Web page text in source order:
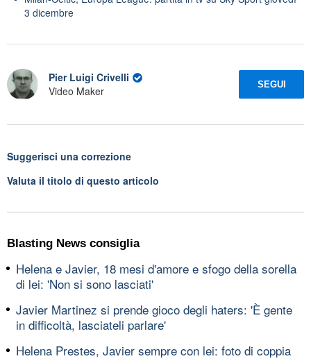
3 dicembre
Pier Luigi Crivelli
Video Maker
SEGUI
Suggerisci una correzione
Valuta il titolo di questo articolo
Blasting News consiglia
Helena e Javier, 18 mesi d'amore e sfogo della sorella
di lei: 'Non si sono lasciati'
Javier Martinez si prende gioco degli haters: 'È gente
in difficoltà, lasciateli parlare'
Helena Prestes, Javier sempre con lei: foto di coppia